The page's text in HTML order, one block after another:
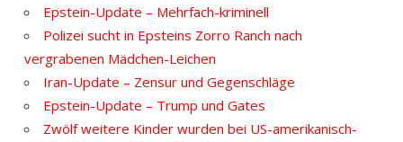
Epstein-Update – Mehrfach-kriminell
Polizei sucht in Epsteins Zorro Ranch nach
vergrabenen Mädchen-Leichen
Iran-Update – Zensur und Gegenschläge
Epstein-Update – Trump und Gates
Zwölf weitere Kinder wurden bei US-amerikanisch-